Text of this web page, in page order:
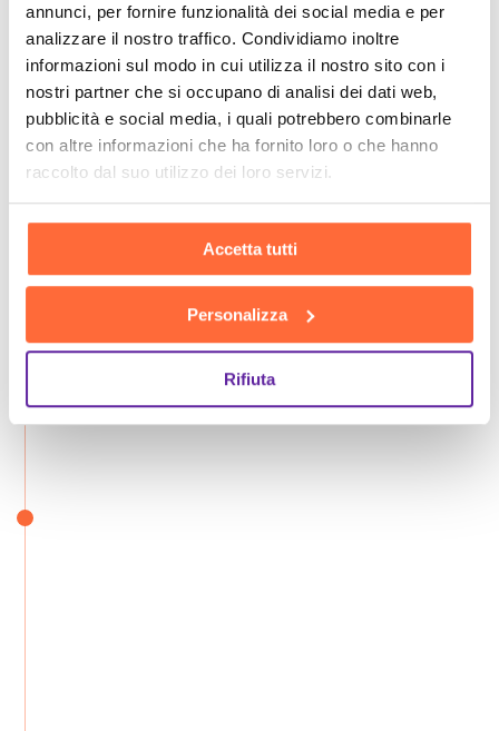
annunci, per fornire funzionalità dei social media e per
analizzare il nostro traffico. Condividiamo inoltre
informazioni sul modo in cui utilizza il nostro sito con i
nostri partner che si occupano di analisi dei dati web,
pubblicità e social media, i quali potrebbero combinarle
con altre informazioni che ha fornito loro o che hanno
raccolto dal suo utilizzo dei loro servizi.
Accetta tutti
Personalizza
Rifiuta